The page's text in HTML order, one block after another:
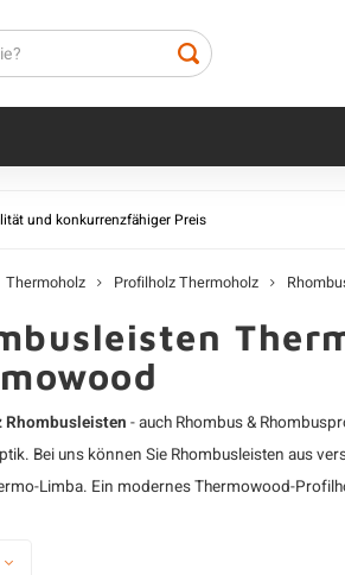
Fasebretter Thermoholz
Stülpschalung Nut und Feder
Thermoholz
Rhombusleisten Thermoholz
Profilholz Doppelt Rhombus
Thermoholz
Dänisches Dreifach-Block
und konkurrenzfähiger Preis
Thermoholz Profilholz Thermoholz
Rhombusleisten- auch Rhombus &
Bei uns können Sie Rhombusleisten aus
Limba. Ein modernesThermowood-